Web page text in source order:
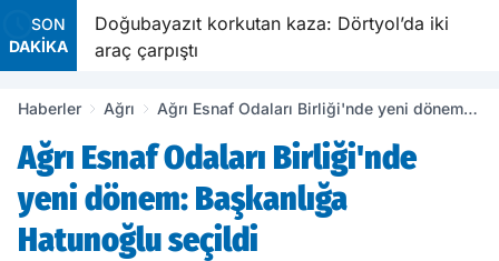
SON
DAKİKA
Doğubayazıt korkutan kaza: Dörtyol’da iki
araç çarpıştı
Haberler Ağrı
Ağrı Esnaf Odaları Birliği'nde yeni dönem:
Ağrı Esnaf Odaları Birliği'nde
yeni dönem: Başkanlığa
Hatunoğlu seçildi